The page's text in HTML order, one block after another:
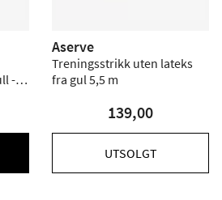
-
Aserve
Treningsstrikk uten lateks
fra gul 5,5 m
139,00
UTSOLGT